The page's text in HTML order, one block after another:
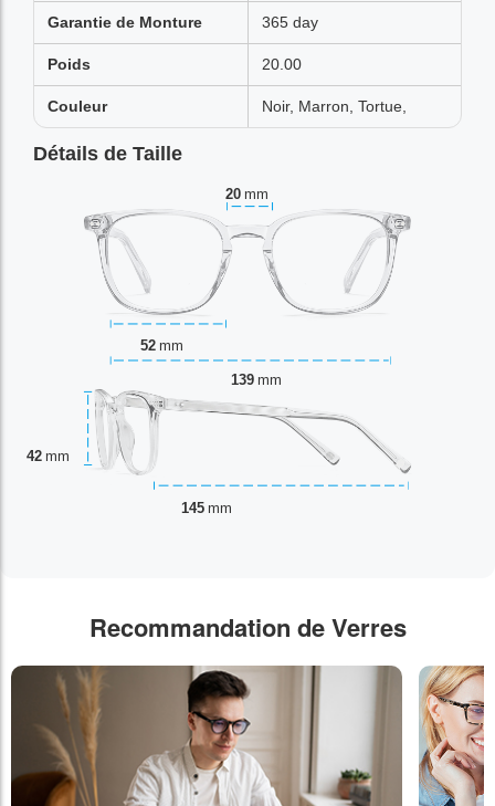
Garantie de Monture 365 day
Poids 20.00
Couleur Noir, Marron, Tortue,
Détails de Taille
20 mm
52 mm
42 mm
139 mm
145 mm
Recommandation de Verres